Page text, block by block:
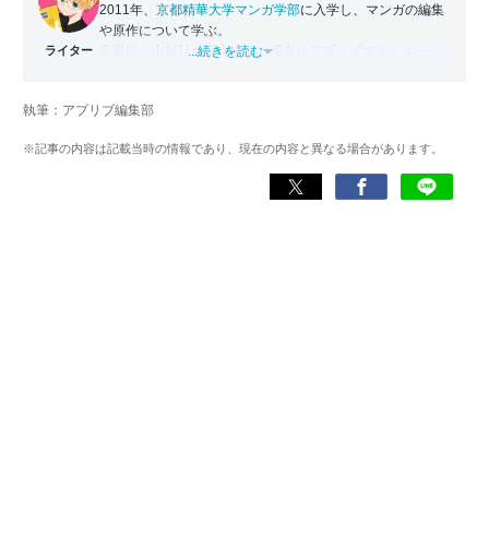
ライター
2011年、 京都精華大学マンガ学部に入学し、マンガの編集
や原作について学ぶ。
卒業後、出版社を経由して、現在はアプリブでライターと
人生は漫画から学び、多くの影響を受けた。
やファンタジー系などを好む。
shinri_comic_review
...続きを読む
執筆：アプリブ編集部
※記事の内容は記載当時の情報であり、現在の内容と異なる場合があります。